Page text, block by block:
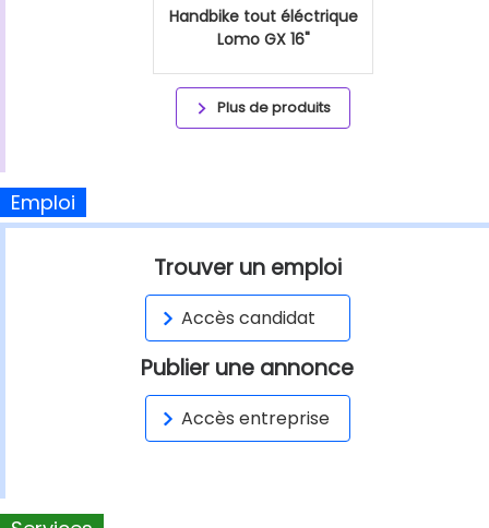
Handbike tout éléctrique
Lomo GX 16"
Plus de produits
Emploi
Trouver un emploi
Accès candidat
Publier une annonce
Accès entreprise